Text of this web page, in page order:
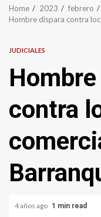
Home 2023 febrero
Hombre dispara contra
JUDICIALES
contra
4 años ago 1 min read